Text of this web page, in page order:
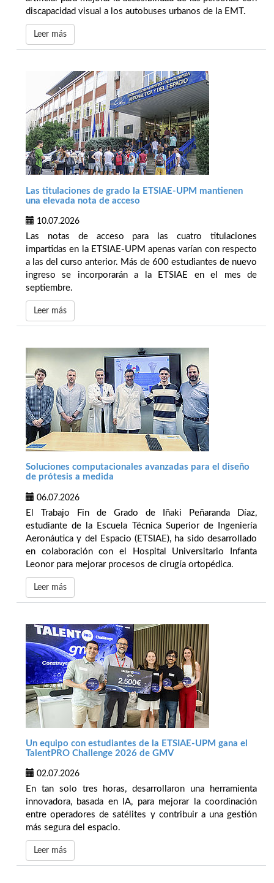
discapacidad visual a los autobuses urbanos de la EMT.
Leer más
Las titulaciones de grado la ETSIAE-UPM mantienen
una elevada nota de acceso
10.07.2026
Las notas de acceso para las cuatro titulaciones
impartidas en la ETSIAE-UPM apenas varían con respecto
a las del curso anterior. Más de 600 estudiantes de nuevo
ingreso se incorporarán a la ETSIAE en el mes de
septiembre.
Leer más
Soluciones computacionales avanzadas para el diseño
de prótesis a medida
06.07.2026
El Trabajo Fin de Grado de Iñaki Peñaranda Díaz,
estudiante de la Escuela Técnica Superior de Ingeniería
Aeronáutica y del Espacio (ETSIAE), ha sido desarrollado
en colaboración con el Hospital Universitario Infanta
Leonor para mejorar procesos de cirugía ortopédica.
Leer más
Un equipo con estudiantes de la ETSIAE-UPM gana el
TalentPRO Challenge 2026 de GMV
02.07.2026
En tan solo tres horas, desarrollaron una herramienta
innovadora, basada en IA, para mejorar la coordinación
entre operadores de satélites y contribuir a una gestión
más segura del espacio.
Leer más